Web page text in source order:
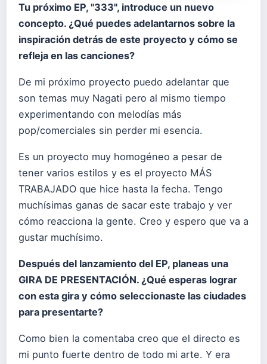
Tu próximo EP, "333", introduce un nuevo
concepto. ¿Qué puedes adelantarnos sobre la
inspiración detrás de este proyecto y cómo se
refleja en las canciones?
De mi próximo proyecto puedo adelantar que
son temas muy Nagati pero al mismo tiempo
experimentando con melodías más
pop/comerciales sin perder mi esencia.
Es un proyecto muy homogéneo a pesar de
tener varios estilos y es el proyecto MÁS
TRABAJADO que hice hasta la fecha. Tengo
muchísimas ganas de sacar este trabajo y ver
cómo reacciona la gente. Creo y espero que va a
gustar muchísimo.
Después del lanzamiento del EP, planeas una
GIRA DE PRESENTACIÓN. ¿Qué esperas lograr
con esta gira y cómo seleccionaste las ciudades
para presentarte?
Como bien la comentaba creo que el directo es
mi punto fuerte dentro de todo mi arte. Y era